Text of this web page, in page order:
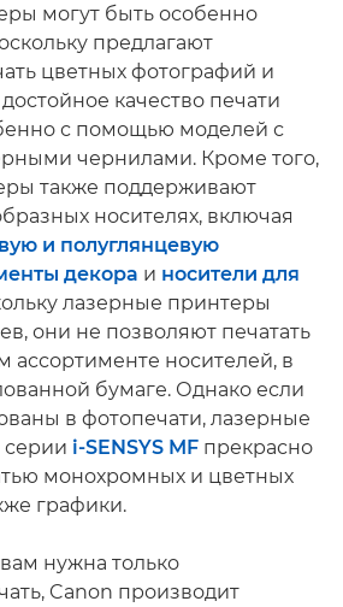
могут быть особенно
предлагают
цветных фотографий и
качество печати
с помощью моделей с
чернилами. Кроме того,
также поддерживают
носителях, включая
и полуглянцевую
декора и носители для
лазерные принтеры
они не позволяют печатать
ассортименте носителей, в
бумаге. Однако если
в фотопечати, лазерные
i-SENSYS MF прекрасно
монохромных и цветных
графики.
нужна только
Canon производит